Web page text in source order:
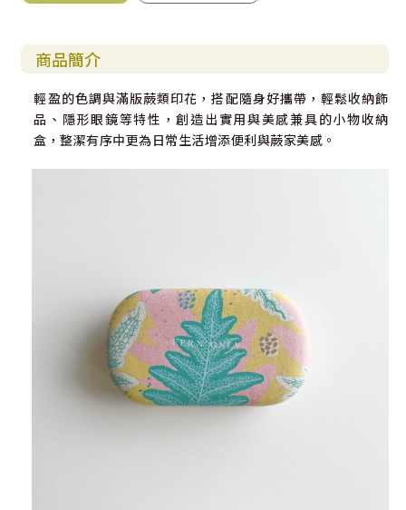
商品簡介
輕盈的色調與滿版蕨類印花，搭配隨身好攜帶，輕鬆收納飾
品、隱形眼鏡等特性，創造出實用與美感兼具的小物收納
盒，整潔有序中更為日常生活增添便利與蕨家美感。